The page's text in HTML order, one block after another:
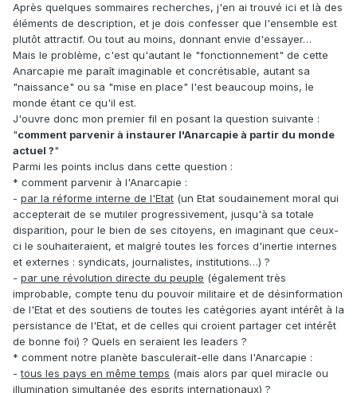
Après quelques sommaires recherches, j'en ai trouvé ici et là des
éléments de description, et je dois confesser que l'ensemble est
plutôt attractif. Ou tout au moins, donnant envie d'essayer…
Mais le problème, c'est qu'autant le "fonctionnement" de cette
Anarcapie me paraît imaginable et concrétisable, autant sa
"naissance" ou sa "mise en place" l'est beaucoup moins, le
monde étant ce qu'il est.
J'ouvre donc mon premier fil en posant la question suivante :
"comment parvenir à instaurer l'Anarcapie à partir du monde
actuel ?"
Parmi les points inclus dans cette question :
* comment parvenir à l'Anarcapie :
- par la réforme interne de l'Etat (un Etat soudainement moral qui
accepterait de se mutiler progressivement, jusqu'à sa totale
disparition, pour le bien de ses citoyens, en imaginant que ceux-
ci le souhaiteraient, et malgré toutes les forces d'inertie internes
et externes : syndicats, journalistes, institutions…) ?
- par une révolution directe du peuple (également très
improbable, compte tenu du pouvoir militaire et de désinformation
de l'Etat et des soutiens de toutes les catégories ayant intérêt à la
persistance de l'Etat, et de celles qui croient partager cet intérêt
de bonne foi) ? Quels en seraient les leaders ?
* comment notre planète basculerait-elle dans l'Anarcapie :
-tous les pays en même temps (mais alors par quel miracle ou
illumination simultanée des esprits internationaux) ?